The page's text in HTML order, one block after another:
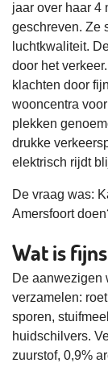
jaar over haar 4
geschreven. Ze
luchtkwaliteit.
door het
klachten door
wooncentra
plekken
drukke
elektrisch rijdt
De vraag was:
Amersfoort
Wat is
De aanwezigen
verzamelen:
sporen,
huidschilvers.
zuurstof, 0,9%